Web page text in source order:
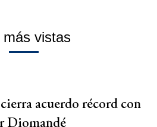
más vistas
acuerdo récord con
Diomandé